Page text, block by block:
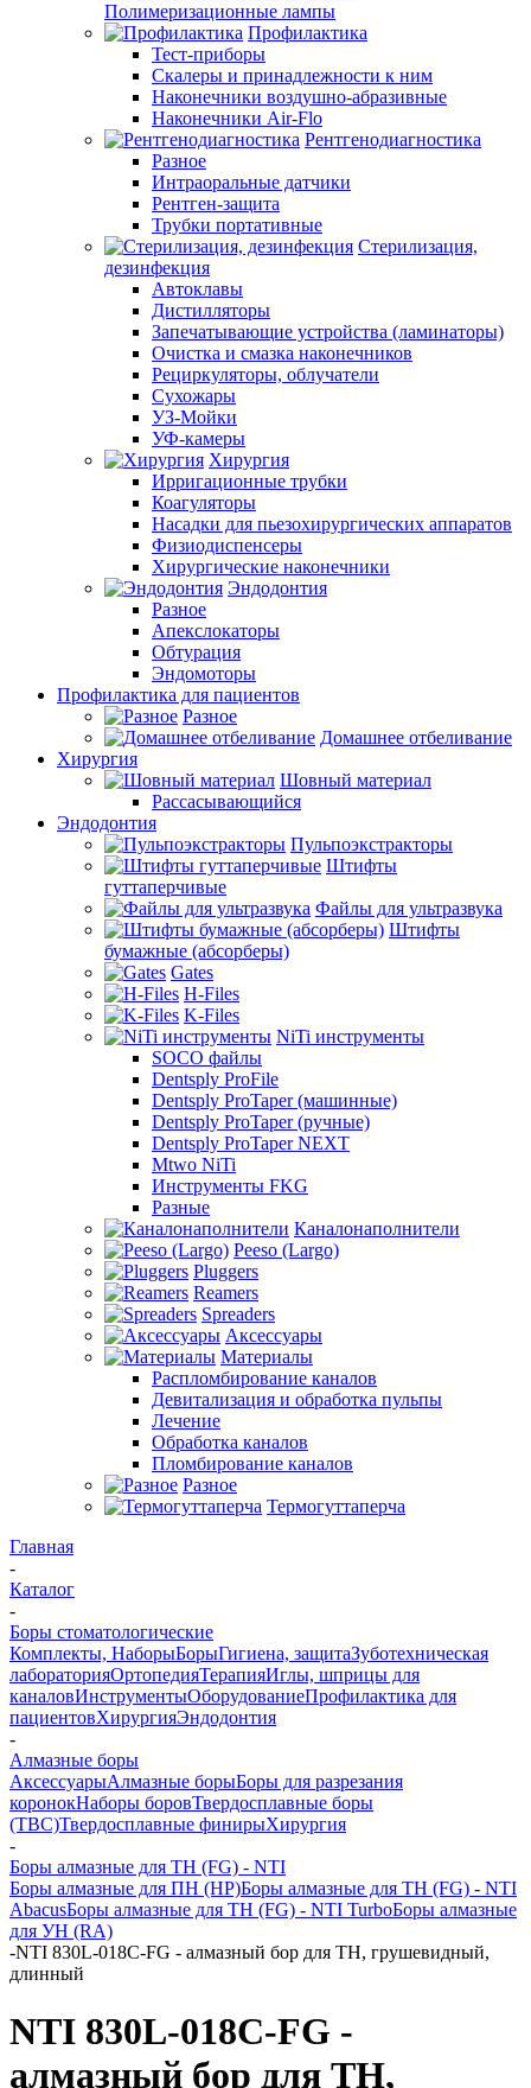
Полимеризационные лампы
Профилактика
Тест-приборы
Скалеры и принадлежности к ним
Наконечники воздушно-абразивные
Наконечники Air-Flo
Рентгенодиагностика
Разное
Интраоральные датчики
Рентген-защита
Трубки портативные
Стерилизация,
дезинфекция
Автоклавы
Дистилляторы
Запечатывающие устройства (ламинаторы)
Очистка и смазка наконечников
Рециркуляторы, облучатели
Сухожары
УЗ-Мойки
УФ-камеры
Хирургия
Ирригационные трубки
Коагуляторы
Насадки для пьезохирургических аппаратов
Физиодиспенсеры
Хирургические наконечники
Эндодонтия
Разное
Апекслокаторы
Обтурация
Эндомоторы
Профилактика для пациентов
Разное
Домашнее отбеливание
Хирургия
Шовный материал
Рассасывающийся
Эндодонтия
Пульпоэкстракторы
Штифты
гуттаперчивые
Файлы для ультразвука
Штифты
бумажные (абсорберы)
Gates
H-Files
K-Files
NiTi инструменты
SOCO файлы
Dentsply ProFile
Dentsply ProTaper (машинные)
Dentsply ProTaper (ручные)
Dentsply ProTaper NEXT
Mtwo NiTi
Инструменты FKG
Разные
Каналонаполнители
Peeso (Largo)
Pluggers
Reamers
Spreaders
Аксессуары
Материалы
Распломбирование каналов
Девитализация и обработка пульпы
Лечение
Обработка каналов
Пломбирование каналов
Разное
Термогуттаперча
Главная
-
Каталог
-
Боры стоматологические
Комплекты, НаборыБорыГигиена, защитаЗуботехническая
лабораторияОртопедияТерапияИглы, шприцы для
каналовИнструментыОборудованиеПрофилактика для
пациентовХирургияЭндодонтия
-
Алмазные боры
АксессуарыАлмазные борыБоры для разрезания
коронокНаборы боровТвердосплавные боры
(ТВС)Твердосплавные финирыХирургия
-
Боры алмазные для ТН (FG) - NTI
Боры алмазные для ПН (HP)Боры алмазные для ТН (FG) - NTI
AbacusБоры алмазные для ТН (FG) - NTI TurboБоры алмазные
для УН (RA)
-NTI 830L-018C-FG - алмазный бор для ТН, грушевидный,
длинный
NTI 830L-018C-FG -
алмазный бор для ТН,